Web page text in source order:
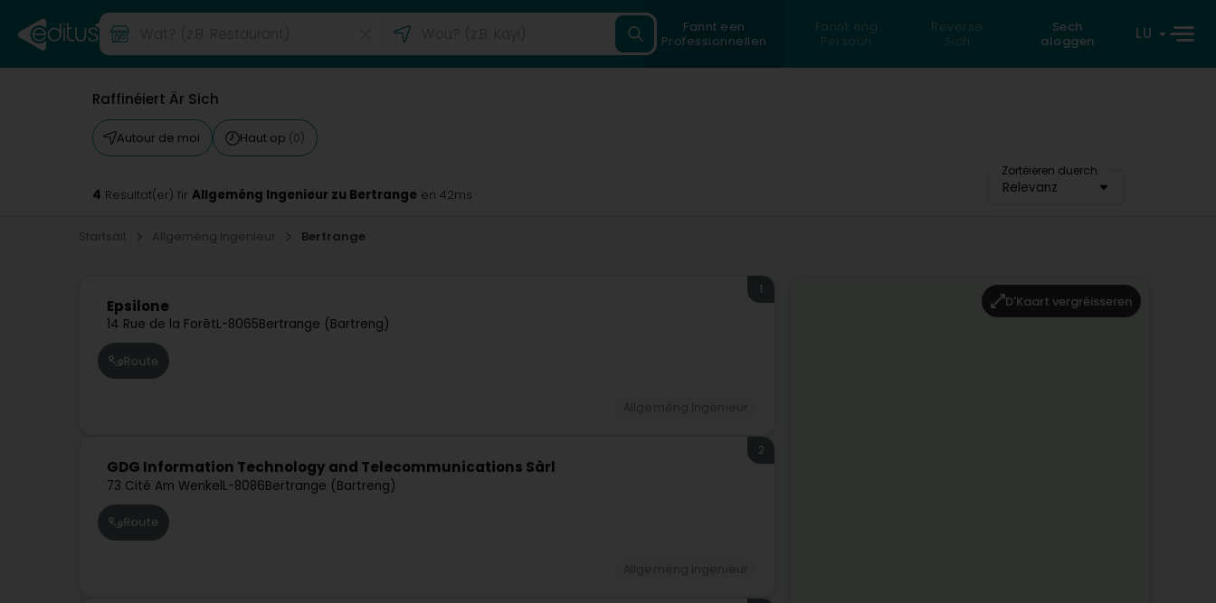
Fannt een
Professionnellen
Fannt eng
Persoun
Reverse
Sich
Sech
aloggen
LU
Raffinéiert Är Sich
Autour de moi Haut op (0)
Zortéieren duerch
Relevanz
4 Resultat(er) fir Allgeméng Ingenieur zu Bertrange en 42ms
Startsäit Allgeméng Ingenieur Bertrange
Epsilone
14 Rue de la ForêtL-8065Bertrange (Bartreng)
1
Route
GDG Information Technology and Telecommunications Sàrl
73 Cité Am WenkelL-8086Bertrange (Bartreng)
2
Route
D'Kaart vergréisseren